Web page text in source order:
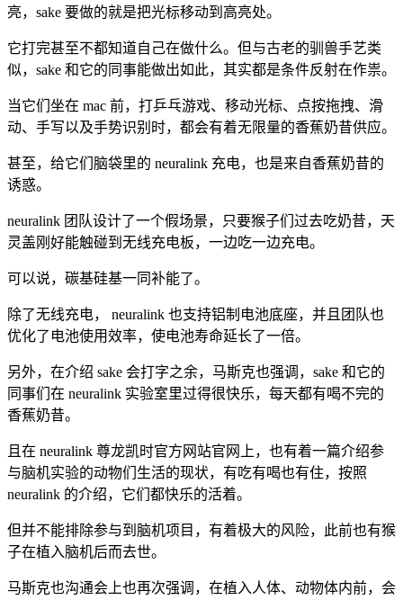
亮，sake 要做的就是把光标移动到高亮处。
它打完甚至不都知道自己在做什么。但与古老的驯兽手艺类
似，sake 和它的同事能做出如此，其实都是条件反射在作祟。
当它们坐在 mac 前，打乒乓游戏、移动光标、点按拖拽、滑
动、手写以及手势识别时，都会有着无限量的香蕉奶昔供应。
甚至，给它们脑袋里的 neuralink 充电，也是来自香蕉奶昔的
诱惑。
neuralink 团队设计了一个假场景，只要猴子们过去吃奶昔，天
灵盖刚好能触碰到无线充电板，一边吃一边充电。
可以说，碳基硅基一同补能了。
除了无线充电， neuralink 也支持铝制电池底座，并且团队也
优化了电池使用效率，使电池寿命延长了一倍。
另外，在介绍 sake 会打字之余，马斯克也强调，sake 和它的
同事们在 neuralink 实验室里过得很快乐，每天都有喝不完的
香蕉奶昔。
且在 neuralink 尊龙凯时官方网站官网上，也有着一篇介绍参
与脑机实验的动物们生活的现状，有吃有喝也有住，按照
neuralink 的介绍，它们都快乐的活着。
但并不能排除参与到脑机项目，有着极大的风险，此前也有猴
子在植入脑机后而去世。
马斯克也沟通会上也再次强调，在植入人体、动物体内前，会